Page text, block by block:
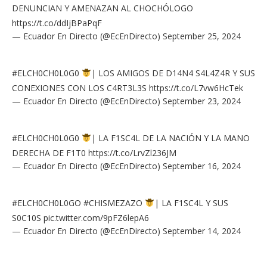
DENUNCIAN Y AMENAZAN AL CHOCHÓLOGO
https://t.co/ddIjBPaPqF
— Ecuador En Directo (@EcEnDirecto) September 25, 2024
#ELCH0CH0L0G0
| LOS AMIGOS DE D14N4 S4L4Z4R Y SUS
CONEXIONES CON LOS C4RT3L3S https://t.co/L7vw6HcTek
— Ecuador En Directo (@EcEnDirecto) September 23, 2024
#ELCH0CH0L0G0
| LA F1SC4L DE LA NACIÓN Y LA MANO
DERECHA DE F1T0 https://t.co/LrvZl236JM
— Ecuador En Directo (@EcEnDirecto) September 16, 2024
#ELCH0CH0L0GO #CHISMEZAZO
| LA F1SC4L Y SUS
S0C10S pic.twitter.com/9pFZ6lepA6
— Ecuador En Directo (@EcEnDirecto) September 14, 2024